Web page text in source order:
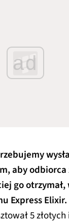
ad
aby
go
Express Elixir.
5